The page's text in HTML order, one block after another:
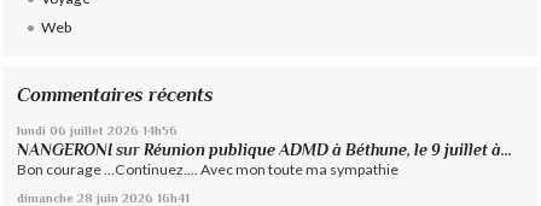
Web
Commentaires récents
lundi 06 juillet 2026 14h56
NANGERONI surRéunion publique ADMD à Béthune, le 9 juillet à...
Bon courage ...Continuez.... Avec mon toute ma sympathie
dimanche 28 juin 2026 16h41